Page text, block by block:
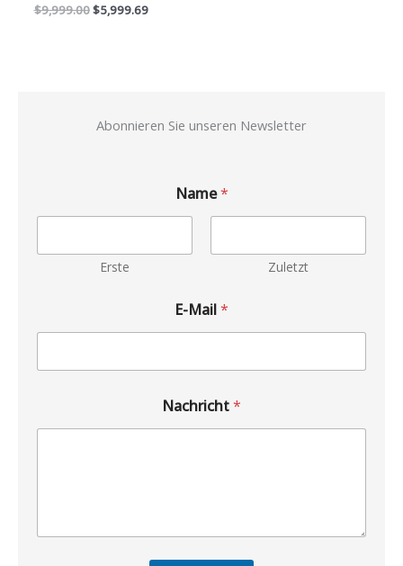
$9,999.00$5,999.69
Abonnieren Sie unseren Newsletter
Name*
Erste Zuletzt
E-Mail*
Nachricht*